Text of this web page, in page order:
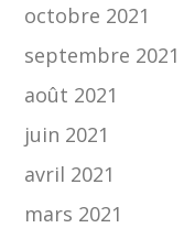
octobre 2021
septembre 2021
août 2021
juin 2021
avril 2021
mars 2021